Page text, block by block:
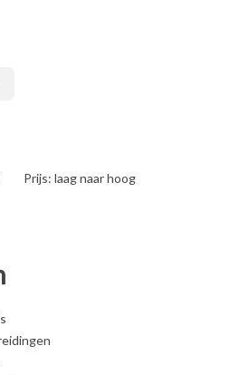
Prijs: laag naar hoog